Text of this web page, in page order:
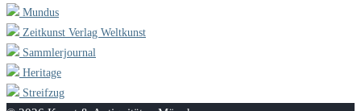
Mundus
Zeitkunst Verlag Weltkunst
Sammlerjournal
Heritage
Streifzug